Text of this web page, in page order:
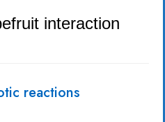
interaction
reactions